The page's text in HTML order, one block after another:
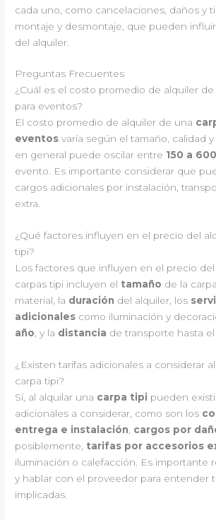
cada uno, como cancelaciones, daños y
montaje y desmontaje, que pueden
del alquiler.
Preguntas Frecuentes
¿Cuál es el costo promedio de alquiler
para eventos?
El costo promedio de alquiler de una
eventos varía según el tamaño, calidad
en general puede oscilar entre 150 a
evento. Es importante considerar que
cargos adicionales por instalación,
extra.
¿Qué factores influyen en el precio del
tipi?
Los factores que influyen en el precio
carpas tipi incluyen el tamaño de la
material, la duración del alquiler, los
adicionales como iluminación y
año, y la distancia de transporte hasta
¿Existen tarifas adicionales a considerar
carpa tipi?
Sí, al alquilar una carpa tipi pueden
adicionales a considerar, como son los
entrega e instalación cargos por
posiblemente, tarifas por accesorios
iluminación o calefacción. Es importante
y hablar con el proveedor para entender
implicadas.